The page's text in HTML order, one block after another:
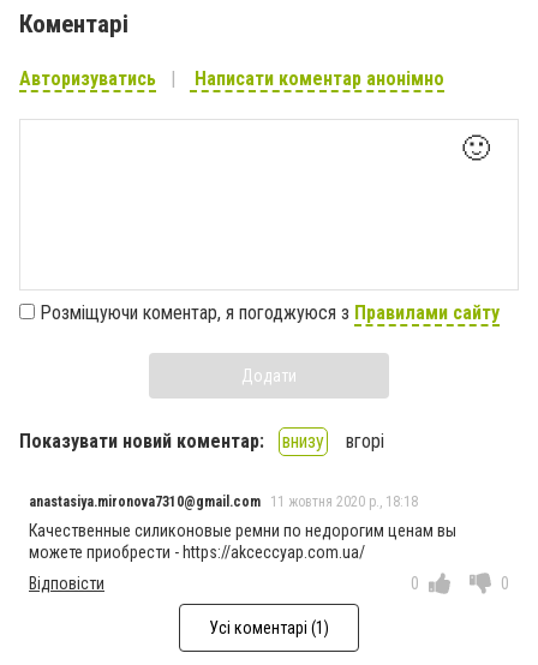
Коментарі
Авторизуватись Написати коментар анонімно
🙂
Розміщуючи коментар, я погоджуюся з Правилами сайту
Додати
Показувати новий коментар: внизу вгорі
anastasiya.mironova7310@gmail.com 11 жовтня 2020 р., 18:18
Качественные силиконовые ремни по недорогим ценам вы
можете приобрести - https://akceccyap.com.ua/
Відповісти
0 0
Усі коментарі (1)